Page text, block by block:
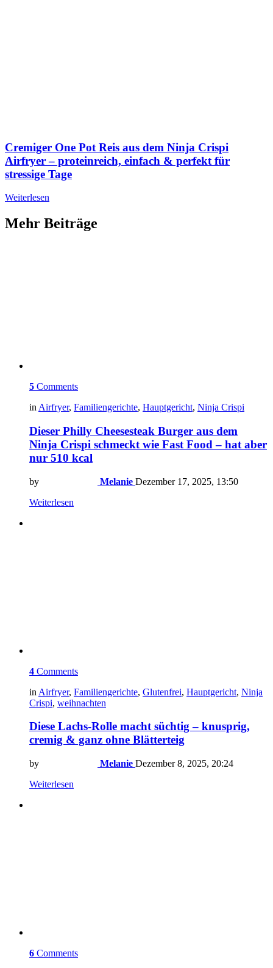
Cremiger One Pot Reis aus dem Ninja Crispi
Airfryer – proteinreich, einfach & perfekt für
stressige Tage
Weiterlesen
Mehr Beiträge
5 Comments
in Airfryer, Familiengerichte, Hauptgericht, Ninja Crispi
Dieser Philly Cheesesteak Burger aus dem
Ninja Crispi schmeckt wie Fast Food – hat aber
nur 510 kcal
by Melanie Dezember 17, 2025, 13:50
Weiterlesen
4 Comments
in Airfryer, Familiengerichte, Glutenfrei, Hauptgericht, Ninja
Crispi, weihnachten
Diese Lachs-Rolle macht süchtig – knusprig,
cremig & ganz ohne Blätterteig
by Melanie Dezember 8, 2025, 20:24
Weiterlesen
6 Comments